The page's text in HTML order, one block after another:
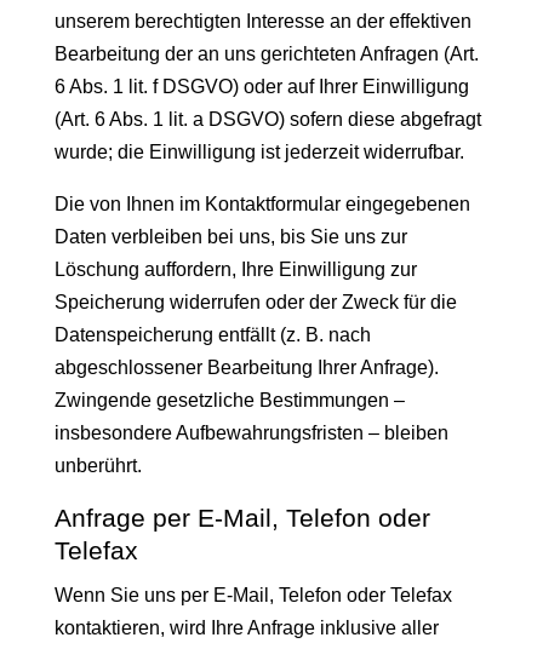
unserem berechtigten Interesse an der effektiven
Bearbeitung der an uns gerichteten Anfragen (Art.
6 Abs. 1 lit. f DSGVO) oder auf Ihrer Einwilligung
(Art. 6 Abs. 1 lit. a DSGVO) sofern diese abgefragt
wurde; die Einwilligung ist jederzeit widerrufbar.
Die von Ihnen im Kontaktformular eingegebenen
Daten verbleiben bei uns, bis Sie uns zur
Löschung auffordern, Ihre Einwilligung zur
Speicherung widerrufen oder der Zweck für die
Datenspeicherung entfällt (z. B. nach
abgeschlossener Bearbeitung Ihrer Anfrage).
Zwingende gesetzliche Bestimmungen –
insbesondere Aufbewahrungsfristen – bleiben
unberührt.
Anfrage per E-Mail, Telefon oder
Telefax
Wenn Sie uns per E-Mail, Telefon oder Telefax
kontaktieren, wird Ihre Anfrage inklusive aller